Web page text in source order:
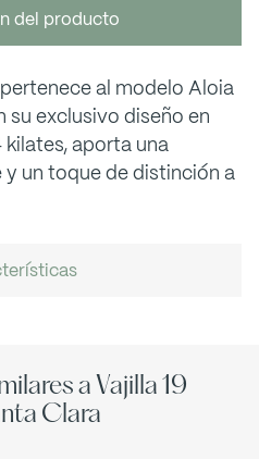
del producto
al modelo Aloia
su exclusivo diseño en
aporta una
un toque de distinción a
a Vajilla 19
Clara